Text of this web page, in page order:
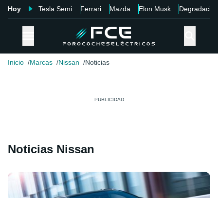
Hoy Tesla Semi Ferrari Mazda Elon Musk Degradación
Inicio Marcas Nissan Noticias
Noticias Nissan